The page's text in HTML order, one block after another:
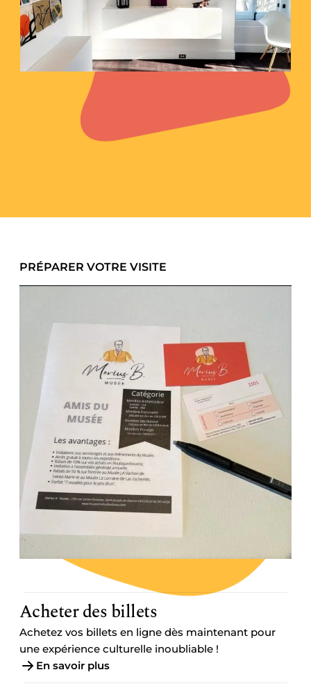
PRÉPARER VOTRE VISITE
Acheter des billets
Achetez vos billets en ligne dès maintenant pour
une expérience culturelle inoubliable !
En savoir plus